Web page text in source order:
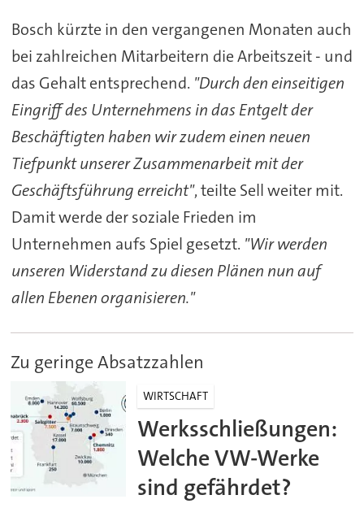
Bosch kürzte in den vergangenen Monaten auch
bei zahlreichen Mitarbeitern die Arbeitszeit - und
das Gehalt entsprechend. "Durch den einseitigen
Eingriff des Unternehmens in das Entgelt der
Beschäftigten haben wir zudem einen neuen
Tiefpunkt unserer Zusammenarbeit mit der
Geschäftsführung erreicht", teilte Sell weiter mit.
Damit werde der soziale Frieden im
Unternehmen aufs Spiel gesetzt. "Wir werden
unseren Widerstand zu diesen Plänen nun auf
allen Ebenen organisieren."
Zu geringe Absatzzahlen
WIRTSCHAFT
Werksschließungen:
Welche VW-Werke
sind gefährdet?